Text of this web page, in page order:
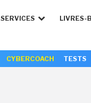
SERVICES LIVRES-
CYBERCOACH TESTS